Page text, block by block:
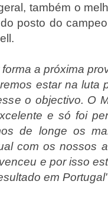
também o
posto do
a próxima
estar na luta
o objectivo. O
e só foi
de longe os
com os nossos
e por isso
em